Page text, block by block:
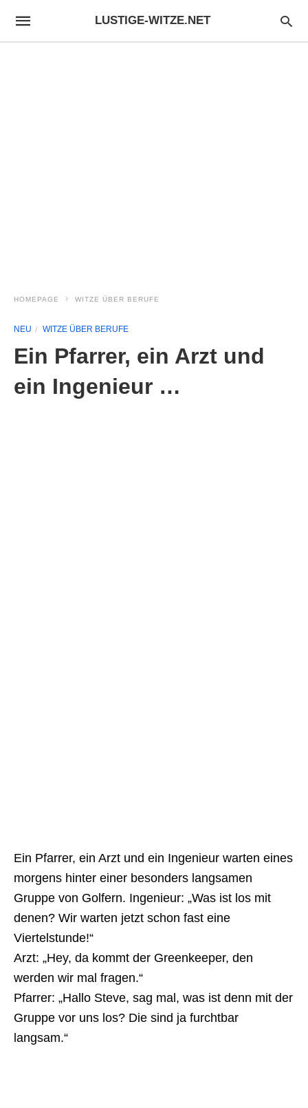
LUSTIGE-WITZE.NET
HOMEPAGE WITZE ÜBER BERUFE
NEU WITZE ÜBER BERUFE
Ein Pfarrer, ein Arzt und
ein Ingenieur …
Ein Pfarrer, ein Arzt und ein Ingenieur warten eines
morgens hinter einer besonders langsamen
Gruppe von Golfern. Ingenieur: „Was ist los mit
denen? Wir warten jetzt schon fast eine
Viertelstunde!“
Arzt: „Hey, da kommt der Greenkeeper, den
werden wir mal fragen.“
Pfarrer: „Hallo Steve, sag mal, was ist denn mit der
Gruppe vor uns los? Die sind ja furchtbar
langsam.“